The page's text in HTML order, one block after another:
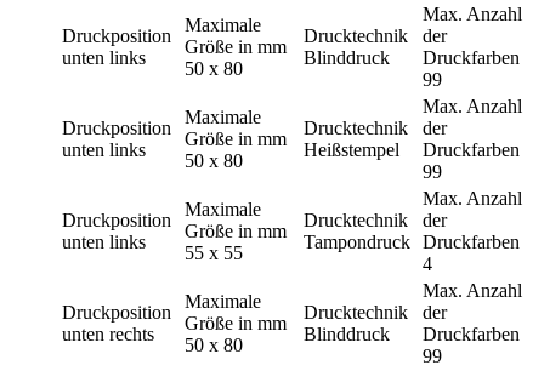
Druckposition
unten links
Maximale
Größe in mm
50 x 80
Drucktechnik
Blinddruck
Max. Anzahl
der
Druckfarben
99
Druckposition
unten links
Maximale
Größe in mm
50 x 80
Drucktechnik
Heißstempel
Max. Anzahl
der
Druckfarben
99
Druckposition
unten links
Maximale
Größe in mm
55 x 55
Drucktechnik
Tampondruck
Max. Anzahl
der
Druckfarben
4
Druckposition
unten rechts
Maximale
Größe in mm
50 x 80
Drucktechnik
Blinddruck
Max. Anzahl
der
Druckfarben
99